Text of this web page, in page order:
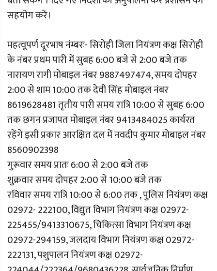
सहयोग करें।
महत्वूपर्ण दूरभाष नंम्बरः- सिरोही जिला नियंत्रण कक्ष सिरोही
के नंबर प्रथम पारी में सुबह 6:00 बजे से 2:00 बजे तक
नारायण रागी मोबाइल नंबर 9887497474, समय दोपहर
2:00 से शाम 10:00 तक देवी सिंह मोबाइल नंबर
8619628481 तृतीय पारी समय रात्रि 10:00 से सुबह 6:00
तक छगन प्रजापत मोबाइल नंबर 9413484025 कार्यरत
रहेंगे इसी प्रकार आरक्षित दल में नवदीप कुमार मोबाइल नंबर
8560902398
गुरूवार समय प्रातः 6:00 से 2:00 बजे तक
शुक्रवार समय दोपहर 2:00 से 10:00 बजे तक
रविवार समय रात्रि 10:00 से 6:00 तक , पुलिस नियंत्रण कक्ष
02972- 222100, विद्युत विभाग नियंत्रण कक्ष 02972-
225455/9413310675, चिकित्सा विभाग नियंत्रण कक्ष
02972-294159, जलदाय विभाग नियंत्रण कक्ष 02972-
222131, पशुपालन नियंत्रण कक्ष 02972-